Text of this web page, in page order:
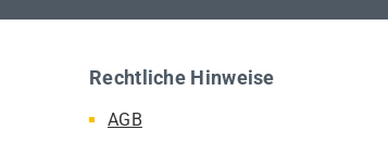
Rechtliche Hinweise
AGB